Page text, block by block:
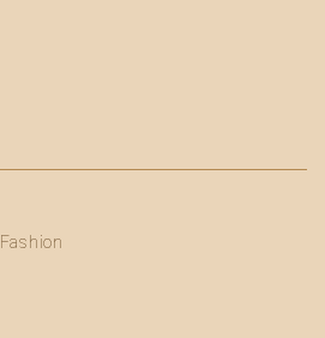
Fashion